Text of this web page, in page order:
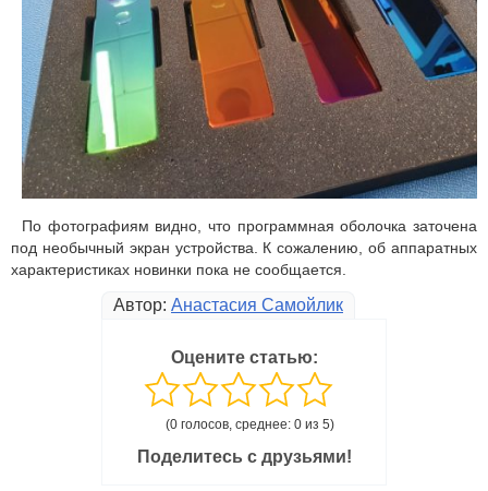
По фотографиям видно, что программная оболочка заточена
под необычный экран устройства. К сожалению, об аппаратных
характеристиках новинки пока не сообщается.
Автор: Анастасия Самойлик
Оцените статью:
(0 голосов, среднее: 0 из 5)
Поделитесь с друзьями!